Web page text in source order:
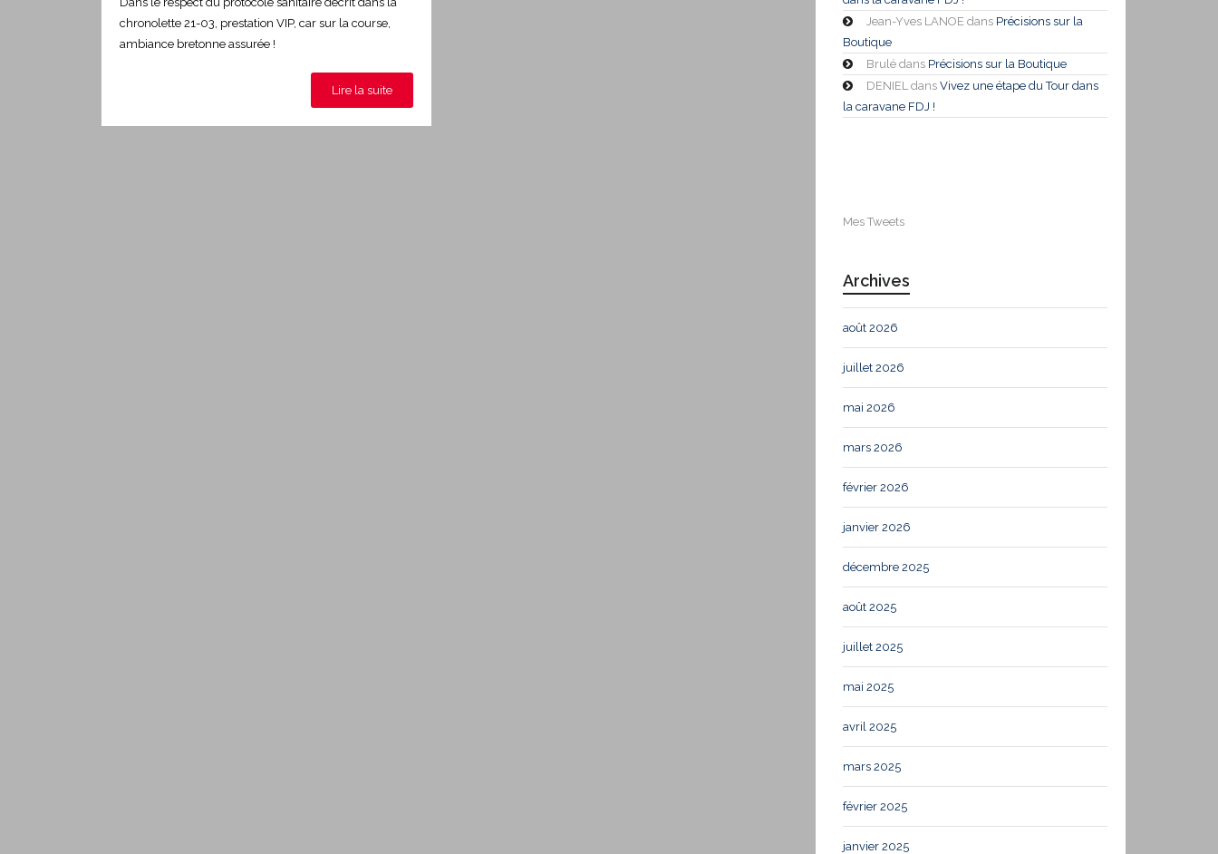
chronolette 21-03, prestation VIP, car sur la course,
ambiance bretonne assurée !
Lire la suite
Jean-Yves LANOE dans Précisions sur la
Boutique
Brulé dans Précisions sur la Boutique
DENIEL dans Vivez une étape du Tour dans
la caravane FDJ !
Mes Tweets
Archives
août 2026
juillet 2026
mai 2026
mars 2026
février 2026
janvier 2026
décembre 2025
août 2025
juillet 2025
mai 2025
avril 2025
mars 2025
février 2025
janvier 2025